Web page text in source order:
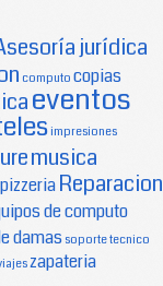
jurídica
computo copias
eventos
impresiones
musica
pizzeriaReparacion
de computo
damas soporte tecnico
zapateria